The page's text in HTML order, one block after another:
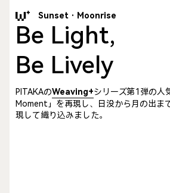
Sunset · Moonrise
Be Light,
Be Lively
PITAKAのWeaving+シリーズ第1弾の人
Moment」を再現し、日没から月の出ま
現して織り込みました。